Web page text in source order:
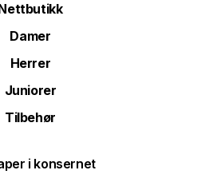
Damer
Herrer
Juniorer
Tilbehør
i konsernet